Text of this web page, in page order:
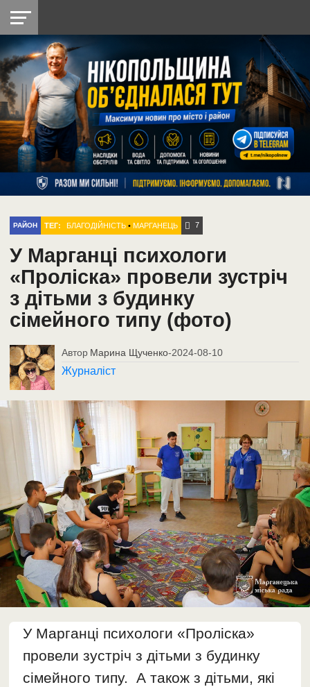
НІКОПОЛЬ
РАЙОН
СІЧЕСЛАВСЬКА
УКРАЇНА
РЕТРО
НІКОПОЛЬ
ЛАЙТ
УКРАЇНА
ДОПОМОГА
РАДІО
РАЙОН ТЕГ: БЛАГОДІЙНІСТЬ •МАРГАНЕЦЬ 7
У Марганці психологи
«Проліска» провели зустріч
з дітьми з будинку
сімейного типу (фото)
Автор Марина Щученко-2024-08-10
Журналіст
У Марганці психологи «Проліска»
провели зустріч з дітьми з будинку
сімейного типу. А також з дітьми, які